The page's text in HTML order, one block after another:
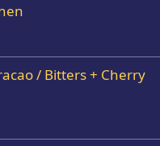
/ Bitters + Cherry